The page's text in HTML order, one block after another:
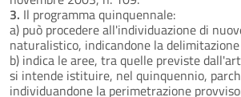
3. Il programma quinquennale:
a) può procedere all'individuazione di
naturalistico, indicandone la
b) indica le aree, tra quelle previste
si intende istituire, nel quinquennio,
individuandone la perimetrazione